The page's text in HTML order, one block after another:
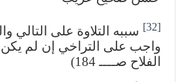
[32]
سببه التلاوة على التالي
واجب على التراخي إن لم
الفلاح صــــ 184)